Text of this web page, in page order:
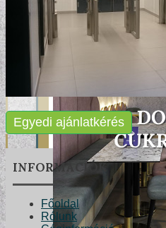
Egyedi ajánlatkérés
INFORMÁCIÓK
Főoldal
Rólunk